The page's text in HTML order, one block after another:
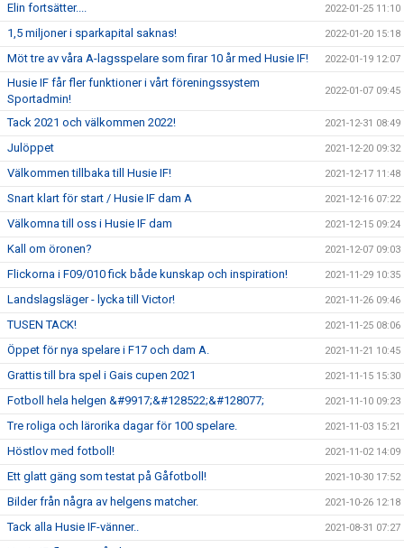
Elin fortsätter.... 2022-01-25 11:10
1,5 miljoner i sparkapital saknas! 2022-01-20 15:18
Möt tre av våra A-lagsspelare som firar 10 år med Husie IF! 2022-01-19 12:07
Husie IF får fler funktioner i vårt föreningssystem
Sportadmin!
2022-01-07 09:45
Tack 2021 och välkommen 2022! 2021-12-31 08:49
Julöppet 2021-12-20 09:32
Välkommen tillbaka till Husie IF! 2021-12-17 11:48
Snart klart för start / Husie IF dam A 2021-12-16 07:22
Välkomna till oss i Husie IF dam 2021-12-15 09:24
Kall om öronen? 2021-12-07 09:03
Flickorna i F09/010 fick både kunskap och inspiration! 2021-11-29 10:35
Landslagsläger - lycka till Victor! 2021-11-26 09:46
TUSEN TACK! 2021-11-25 08:06
Öppet för nya spelare i F17 och dam A. 2021-11-21 10:45
Grattis till bra spel i Gais cupen 2021 2021-11-15 15:30
Fotboll hela helgen &#9917;&#128522;&#128077; 2021-11-10 09:23
Tre roliga och lärorika dagar för 100 spelare. 2021-11-03 15:21
Höstlov med fotboll! 2021-11-02 14:09
Ett glatt gäng som testat på Gåfotboll! 2021-10-30 17:52
Bilder från några av helgens matcher. 2021-10-26 12:18
Tack alla Husie IF-vänner.. 2021-08-31 07:27